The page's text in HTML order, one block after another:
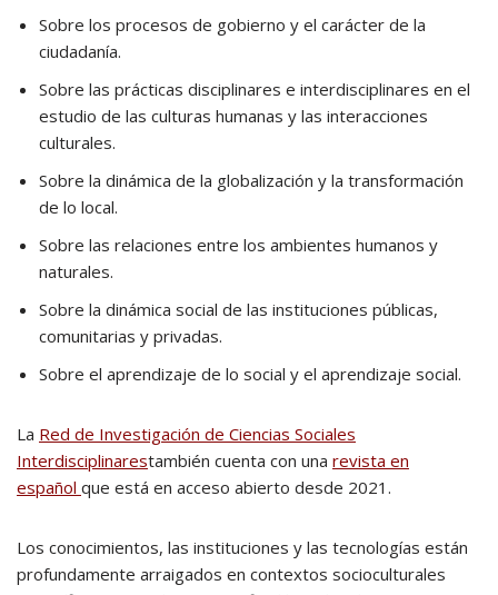
Sobre los procesos de gobierno y el carácter de la
ciudadanía.
Sobre las prácticas disciplinares e interdisciplinares en el
estudio de las culturas humanas y las interacciones
culturales.
Sobre la dinámica de la globalización y la transformación
de lo local.
Sobre las relaciones entre los ambientes humanos y
naturales.
Sobre la dinámica social de las instituciones públicas,
comunitarias y privadas.
Sobre el aprendizaje de lo social y el aprendizaje social.
La Red de Investigación de Ciencias Sociales
Interdisciplinarestambién cuenta con una revista en
español que está en acceso abierto desde 2021.
Los conocimientos, las instituciones y las tecnologías están
profundamente arraigados en contextos socioculturales